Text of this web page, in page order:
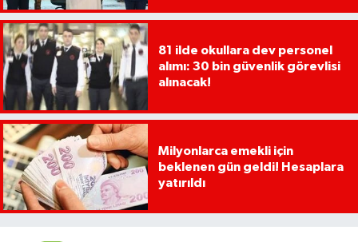
81 ilde okullara dev personel
alımı: 30 bin güvenlik görevlisi
alınacak!
Milyonlarca emekli için
beklenen gün geldi! Hesaplara
yatırıldı